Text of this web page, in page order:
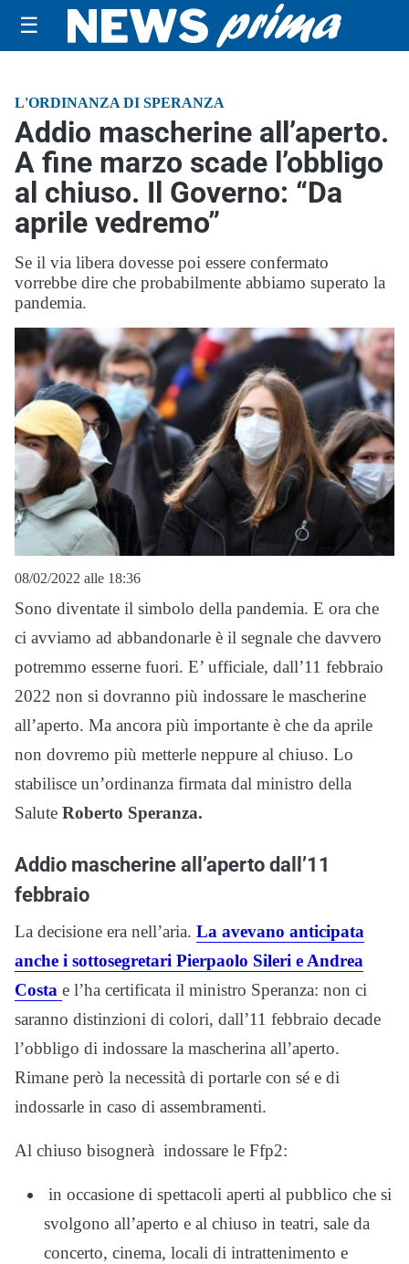
☰
L'ORDINANZA DI SPERANZA
Addio mascherine all’aperto.
A fine marzo scade l’obbligo
al chiuso. Il Governo: “Da
aprile vedremo”
Se il via libera dovesse poi essere confermato
vorrebbe dire che probabilmente abbiamo superato la
pandemia.
08/02/2022 alle 18:36
Sono diventate il simbolo della pandemia. E ora che
ci avviamo ad abbandonarle è il segnale che davvero
potremmo esserne fuori. E’ ufficiale, dall’11 febbraio
2022 non si dovranno più indossare le mascherine
all’aperto. Ma ancora più importante è che da aprile
non dovremo più metterle neppure al chiuso. Lo
stabilisce un’ordinanza firmata dal ministro della
Salute Roberto Speranza.
Addio mascherine all’aperto dall’11
febbraio
La decisione era nell’aria. La avevano anticipata
anche i sottosegretari Pierpaolo Sileri e Andrea
Costa e l’ha certificata il ministro Speranza: non ci
saranno distinzioni di colori, dall’11 febbraio decade
l’obbligo di indossare la mascherina all’aperto.
Rimane però la necessità di portarle con sé e di
indossarle in caso di assembramenti.
Al chiuso bisognerà indossare le Ffp2:
in occasione di spettacoli aperti al pubblico che si
svolgono all’aperto e al chiuso in teatri, sale da
concerto, cinema, locali di intrattenimento e